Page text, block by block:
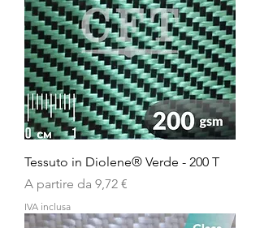
Tessuto in Diolene® Verde - 200 T
A partire da 9,72 €
Prezzo scontato
IVA inclusa